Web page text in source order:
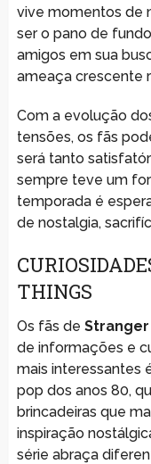
vive momentos de
ser o pano de
amigos em sua
ameaça crescente
Com a evolução
tensões, os fãs
será tanto
sempre teve um
temporada é
de nostalgia,
THINGS
Os fãs de Stranger
de informações e
mais interessantes
pop dos anos 80,
brincadeiras que
inspiração
série abraça